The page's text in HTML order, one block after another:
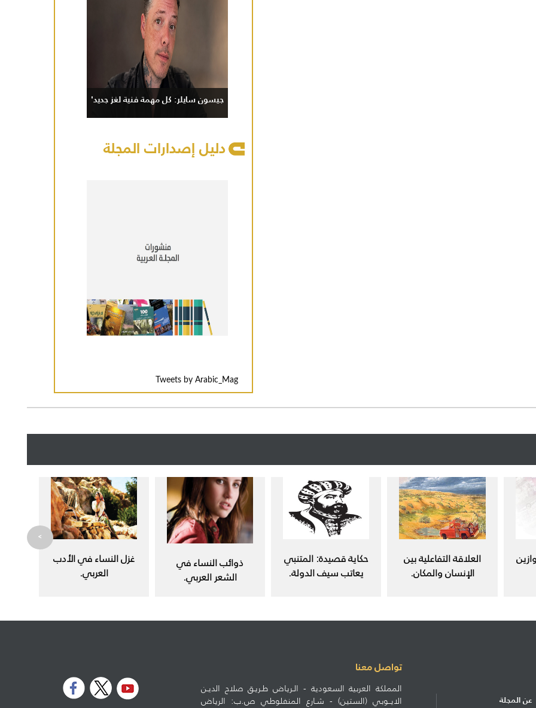
جيسون سايلر: كل مهمة فنية لغز جديد'
دليل إصدارات المجلة
العربي.
الشعر العربي.
يعاتب سيف الدولة.
الإنسان والمكان.
الاشتراكات
الايــوبي (الستين) - شـارع المنفلوطي ص.ب: الرياض
5973 - الرمز البريدي: 11432 تلفون: 96614778990